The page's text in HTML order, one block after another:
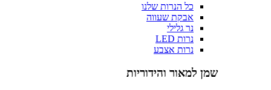
כל הנרות שלנו
אבקת שעווה
נר גלילי
נרות LED
נרות אצבע
שמן למאור והידוריות